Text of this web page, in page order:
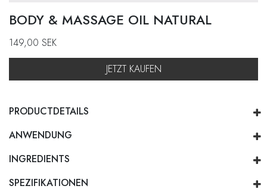
BODY & MASSAGE OIL NATURAL
149,00 SEK
JETZT KAUFEN
PRODUCTDETAILS
ANWENDUNG
INGREDIENTS
SPEZIFIKATIONEN